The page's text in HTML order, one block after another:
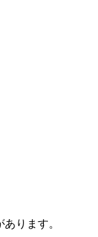
ります。